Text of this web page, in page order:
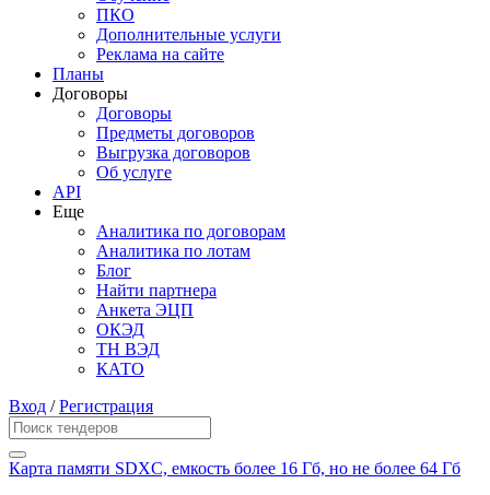
ПКО
Дополнительные услуги
Реклама на сайте
Планы
Договоры
Договоры
Предметы договоров
Выгрузка договоров
Об услуге
API
Еще
Аналитика по договорам
Аналитика по лотам
Блог
Найти партнера
Анкета ЭЦП
ОКЭД
ТН ВЭД
КАТО
Вход /Регистрация
Карта памяти SDXC, емкость более 16 Гб, но не более 64 Гб